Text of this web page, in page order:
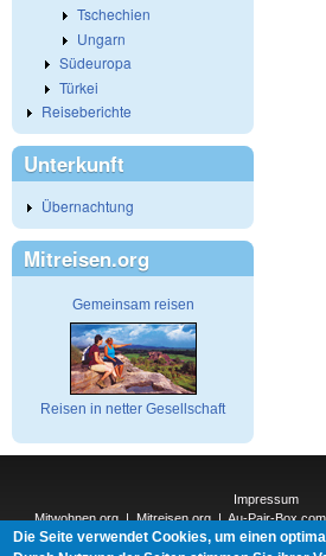
Tschechien
Ungarn
Südeuropa
Türkei
Reiseberichte
Unterkunft
Übernachtung
Mitreisen.org
Gemeinsam reisen
Reisen in netter Gesellschaft
Impressum
Mitwohnen.org|Mitreisen.org|Au-Pair-Box.com
Under.org |
Die Seite verwendet Cookies, um einen